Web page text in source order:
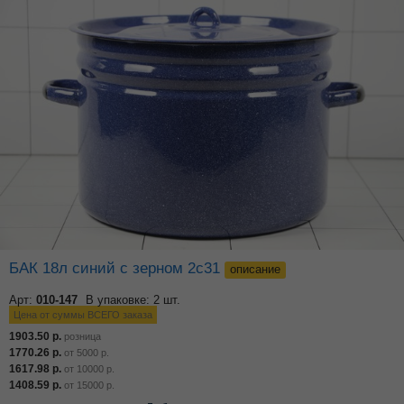
БАК 18л синий с зерном 2с31 описание
Арт: 010-147 В упаковке: 2 шт.
Цена от суммы ВСЕГО заказа
1903.50 р. розница
1770.26 р. от 5000 р.
1617.98 р. от 10000 р.
1408.59 р. от 15000 р.